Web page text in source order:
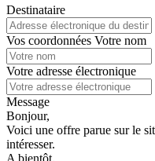
Destinataire
Vos coordonnées Votre nom
Votre adresse électronique
Message
Bonjour,
Voici une offre parue sur le
intéresser.
A bientôt.